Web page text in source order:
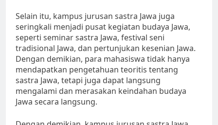
Selain itu, kampus jurusan sastra Jawa juga
seringkali menjadi pusat kegiatan budaya Jawa,
seperti seminar sastra Jawa, festival seni
tradisional Jawa, dan pertunjukan kesenian Jawa.
Dengan demikian, para mahasiswa tidak hanya
mendapatkan pengetahuan teoritis tentang
sastra Jawa, tetapi juga dapat langsung
mengalami dan merasakan keindahan budaya
Jawa secara langsung.